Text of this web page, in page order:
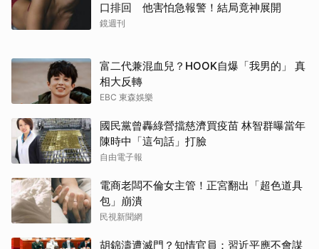
口排回 他害怕急報警！結局竟神展開
鏡週刊
富二代兼混血兒？HOOK自爆「我男的」 真
相大反轉
EBC 東森娛樂
國民黨曾轟綠營擋慈濟買疫苗 林智群曝當年
陳時中「這句話」打臉
自由電子報
電商老闆不倫女主管！正宮翻出「超色道具
包」崩潰
民視新聞網
胡錦濤遭滅門？知情官員：習近平應不會謀
取消